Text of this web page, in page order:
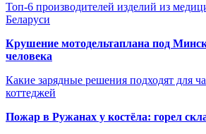
Топ-6 производителей изделий из
Беларуси
Крушение мотодельтаплана под
человека
Какие зарядные решения подходят для
коттеджей
Пожар в Ружанах у костёла: горел